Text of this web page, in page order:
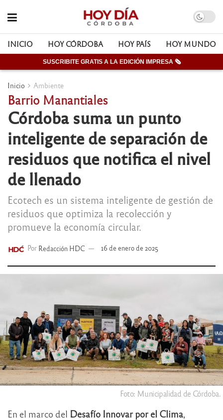
INICIO HOY CÓRDOBA HOY PAÍS HOY MUNDO
SUSCRIBITE GRATIS A LA EDICIÓN IMPRESA 🗞
Inicio Ambiente
Barrio Manantiales
Córdoba suma un punto
inteligente de separación de
residuos que notifica el nivel
de llenado
Ecotech es un sistema inteligente de gestión de
residuos que optimiza la recolección y
promueve la economía circular.
Por Redacción HDC 16 de enero de 2025
Foto: Municipalidad de Córdoba.
En el marco del Desafío Innovar por el Clima,